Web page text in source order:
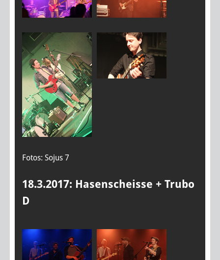
Fotos: Sojus 7
18.3.2017: Hasenscheisse + Trubo
D